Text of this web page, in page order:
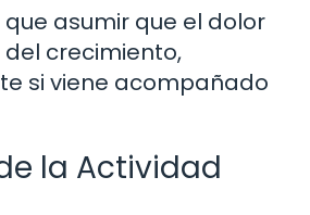
asumir que el dolor
crecimiento,
si viene acompañado
la Actividad